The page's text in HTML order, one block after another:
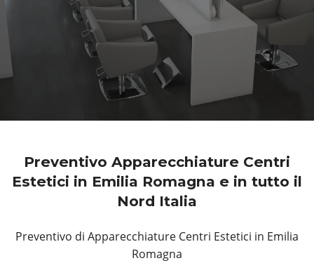
Preventivo Apparecchiature Centri
Estetici in Emilia Romagna e in tutto il
Nord Italia
Preventivo di Apparecchiature Centri Estetici in Emilia
Romagna